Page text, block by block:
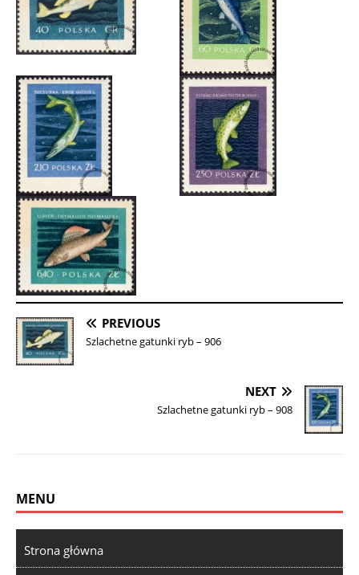
PREVIOUS
Szlachetne gatunki ryb – 906
NEXT
Szlachetne gatunki ryb – 908
MENU
Strona główna